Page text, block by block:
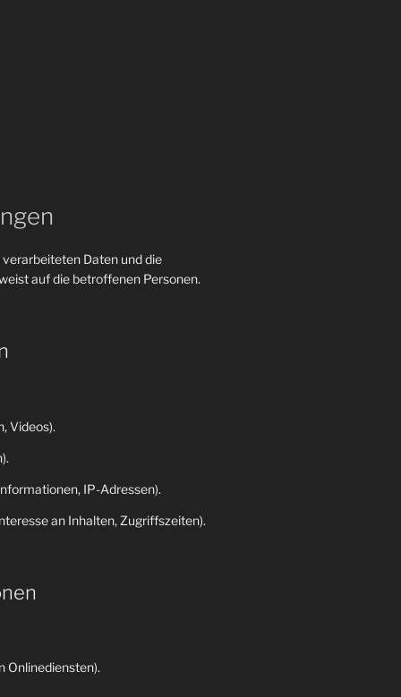
Daten und die
auf die betroffenen Personen.
Videos).
IP-Adressen).
an Inhalten, Zugriffszeiten).
Onlinediensten).